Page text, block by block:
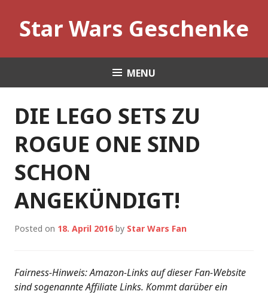
contentStar Wars Geschenke
MENU
DIE LEGO SETS ZU
ROGUE ONE SIND
SCHON
ANGEKÜNDIGT!
Posted on 18. April 2016 by Star Wars Fan
Fairness-Hinweis: Amazon-Links auf dieser Fan-Website
sind sogenannte Affiliate Links. Kommt darüber ein